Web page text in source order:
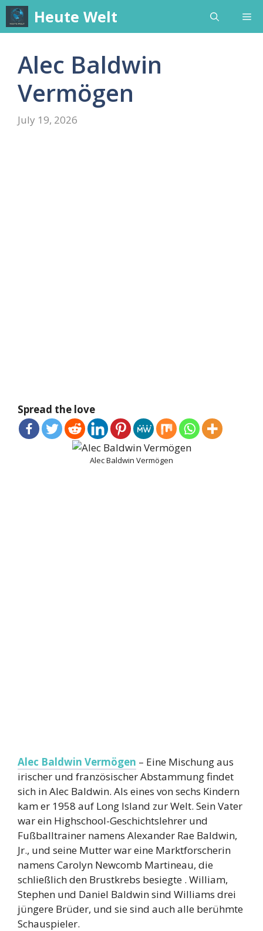
Skip
content
Heute Welt
Alec Baldwin
Vermögen
July 19, 2026
Spread the love
Alec Baldwin Vermögen
Alec Baldwin Vermögen – Eine Mischung aus
irischer und französischer Abstammung findet
sich in Alec Baldwin. Als eines von sechs Kindern
kam er 1958 auf Long Island zur Welt. Sein Vater
war ein Highschool-Geschichtslehrer und
Fußballtrainer namens Alexander Rae Baldwin,
Jr., und seine Mutter war eine Marktforscherin
namens Carolyn Newcomb Martineau, die
schließlich den Brustkrebs besiegte . William,
Stephen und Daniel Baldwin sind Williams drei
jüngere Brüder, und sie sind auch alle berühmte
Schauspieler.